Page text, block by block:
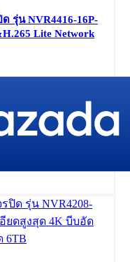
รุ่น NVR4416-16P-
Lite Network